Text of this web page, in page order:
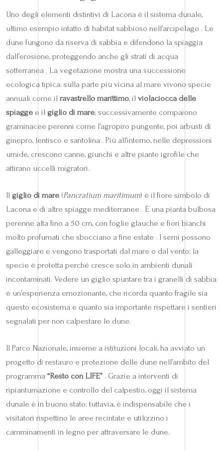
Uno degli elementi distintivi di Lacona è il sistema dunale,
ultimo esempio intatto di habitat sabbioso nell’arcipelago . Le
dune fungono da riserva di sabbia e difendono la spiaggia
dall’erosione, proteggendo anche gli strati di acqua
sotterranea . La vegetazione mostra una successione
ecologica tipica: sulla parte più vicina al mare vivono specie
annuali come il ravastrello marittimo, il violaciocca delle
spiagge e il giglio di mare; successivamente compaiono
graminacee perenni come l’agropiro pungente, poi arbusti di
ginepro, lentisco e santolina . Più all’interno, nelle depressioni
umide, crescono canne, giunchi e altre piante igrofile che
attirano uccelli migratori.
Il giglio di mare (Pancratium maritimum) è il fiore simbolo di
Lacona e di altre spiagge mediterranee . È una pianta bulbosa
perenne alta fino a 50 cm, con foglie glauche e fiori bianchi
molto profumati che sbocciano a fine estate . I semi possono
galleggiare e vengono trasportati dal mare o dal vento; la
specie è protetta perché cresce solo in ambienti dunali
incontaminati. Vedere un giglio spuntare tra i granelli di sabbia
è un’esperienza emozionante, che ricorda quanto fragile sia
questo ecosistema e quanto sia importante rispettare i sentieri
segnalati per non calpestare le dune.
Il Parco Nazionale, insieme a istituzioni locali, ha avviato un
progetto di restauro e protezione delle dune nell’ambito del
programma “Resto con LIFE” . Grazie a interventi di
ripiantumazione e controllo del calpestio, oggi il sistema
dunale è in buono stato; tuttavia, è indispensabile che i
visitatori rispettino le aree recintate e utilizzino i
camminamenti in legno per attraversare le dune.